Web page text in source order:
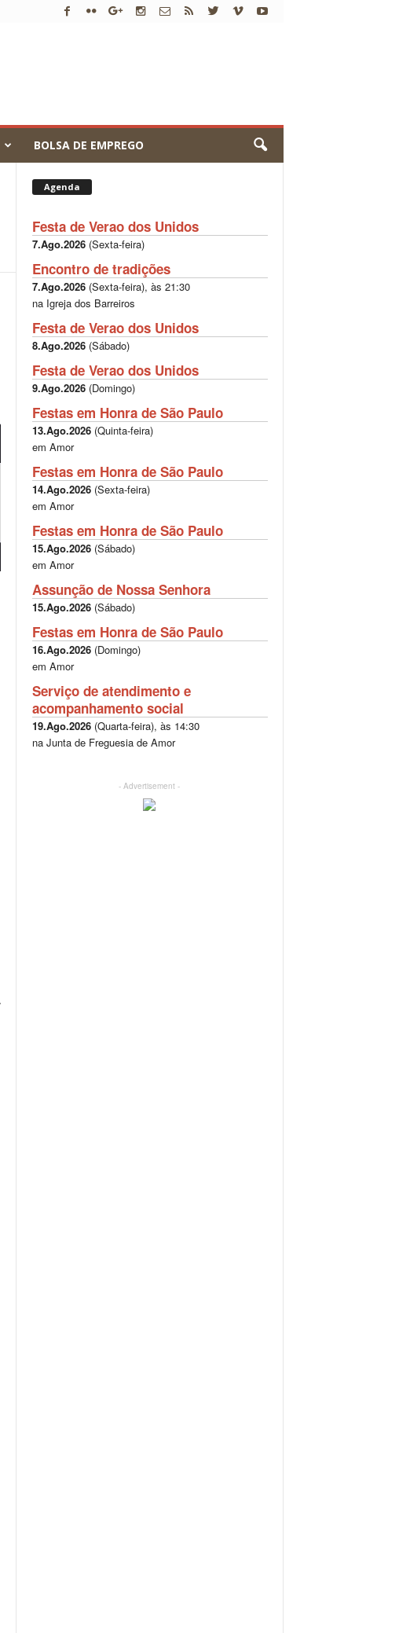
BOLSA DE EMPREGO
Agenda
Festa de Verao dos Unidos
7.Ago.2026(Sexta-feira)
Encontro de tradições
7.Ago.2026(Sexta-feira), às 21:30
na Igreja dos Barreiros
Festa de Verao dos Unidos
8.Ago.2026(Sábado)
Festa de Verao dos Unidos
9.Ago.2026(Domingo)
Festas em Honra de São Paulo
13.Ago.2026(Quinta-feira)
em Amor
Festas em Honra de São Paulo
14.Ago.2026(Sexta-feira)
em Amor
Festas em Honra de São Paulo
15.Ago.2026(Sábado)
em Amor
Assunção de Nossa Senhora
15.Ago.2026(Sábado)
Festas em Honra de São Paulo
16.Ago.2026(Domingo)
em Amor
Serviço de atendimento e
acompanhamento social
19.Ago.2026(Quarta-feira), às 14:30
na Junta de Freguesia de Amor
- Advertisement -